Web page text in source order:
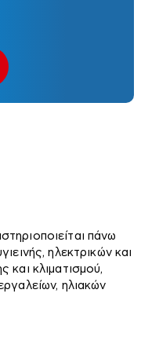
πάνω
ηλεκτρικών και
και κλιματισμού,
ηλιακών